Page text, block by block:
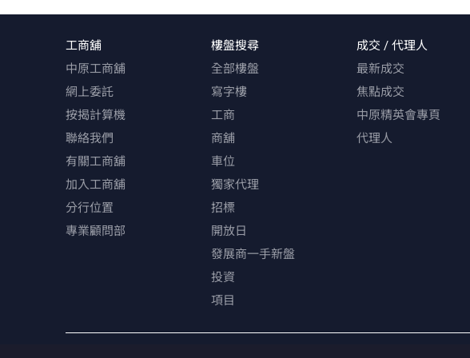
工商舖
中原工商舖
網上委託
按揭計算機
聯絡我們
有關工商舖
加入工商舖
分行位置
專業顧問部
樓盤搜尋
全部樓盤
寫字樓
工商
商舖
車位
獨家代理
招標
開放日
發展商一手新盤
投資
項目
成交 / 代理人
最新成交
焦點成交
中原精英會專頁
代理人